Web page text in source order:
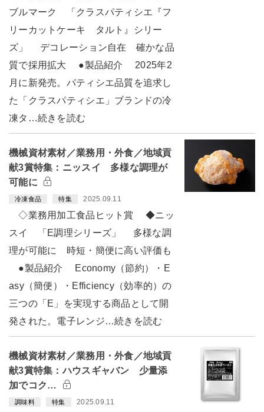
ブルマーク 「クラスパティシエ『フ
リーカットケーキ タルト』シリー
ズ」 デコレーション自在 確かな品
質で採用拡大 ●製品紹介 2025年2
月に新発売。パティシエ品質を追求し
た「クラスパティシエ」ブランドの冷
凍タ…続きを読む
機械資材素材／業務用・外食／地域貢
献3賞特集：ニッスイ 多様な調理が
可能に
冷凍食品 特集 2025.09.11
◇業務用加工食品ヒット賞 ◆ニッ
スイ 「E調理シリーズ」 多様な調
理が可能に 時短・簡便に高い評価も
●製品紹介 Economy（節約）・E
asy（簡便）・Efficiency（効率的）の
三つの「E」を実現する商品として開
発された。電子レンジ…続きを読む
機械資材素材／業務用・外食／地域貢
献3賞特集：ハウスギャバン 少量添
加でコク…
調味料 特集 2025.09.11